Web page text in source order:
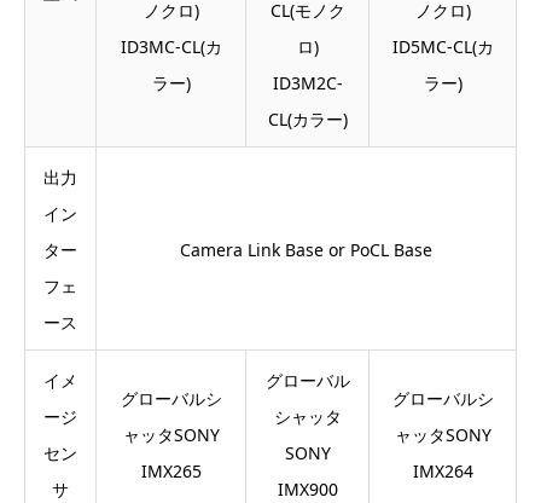
ノクロ)
ID3MC-CL(カ
ラー)
CL(モノク
ロ)
ID3M2C-
CL(カラー)
ノクロ)
ID5MC-CL(カ
ラー)
出力
イン
ター
フェ
ース
Camera Link Base or PoCL Base
イメ
ージ
セン
サ
グローバルシ
ャッタSONY
IMX265
グローバル
シャッタ
SONY
IMX900
グローバルシ
ャッタSONY
IMX264